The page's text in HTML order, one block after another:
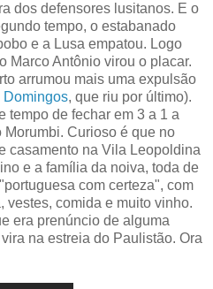
dos defensores lusitanos. E o
tempo, o estabanado
e a Lusa empatou. Logo
Marco Antônio virou o placar.
arrumou mais uma expulsão
Domingos, que riu por último).
tempo de fechar em 3 a 1 a
Curioso é que no
casamento na Vila Leopoldina
e a família da noiva, toda de
com certeza", com
vestes, comida e muito vinho.
era prenúncio de alguma
na estreia do Paulistão. Ora